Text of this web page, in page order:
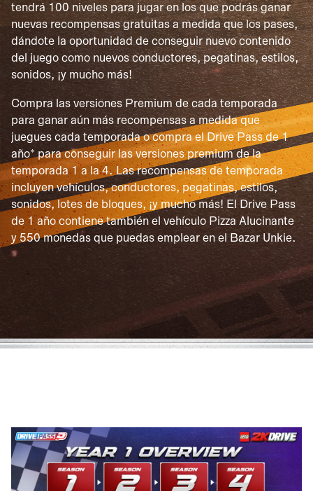
tendrá 100 niveles para jugar en los que podrás ganar
nuevas recompensas gratuitas a medida que los pases,
dándote la oportunidad de conseguir nuevo contenido
del juego como nuevos conductores, pegatinas, estilos,
sonidos, ¡y mucho más!
Compra las versiones Premium de cada temporada
para ganar aún más recompensas a medida que
juegues cada temporada o compra el Drive Pass de 1
año* para conseguir las versiones premium de la
temporada 1 a la 4. Las recompensas de temporada
incluyen vehículos, conductores, pegatinas, estilos,
sonidos, lotes de bloques, ¡y mucho más! El Drive Pass
de 1 año contiene también el vehículo Pizza Alucinante
y 550 monedas que puedas emplear en el Bazar Unkie.